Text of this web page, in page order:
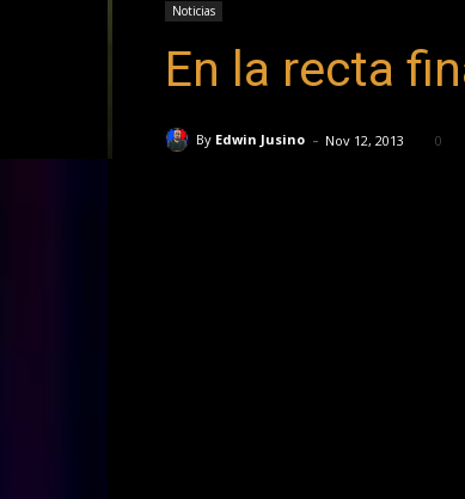
Noticias
En la recta
By Edwin Jusino - Nov 12, 2013 0